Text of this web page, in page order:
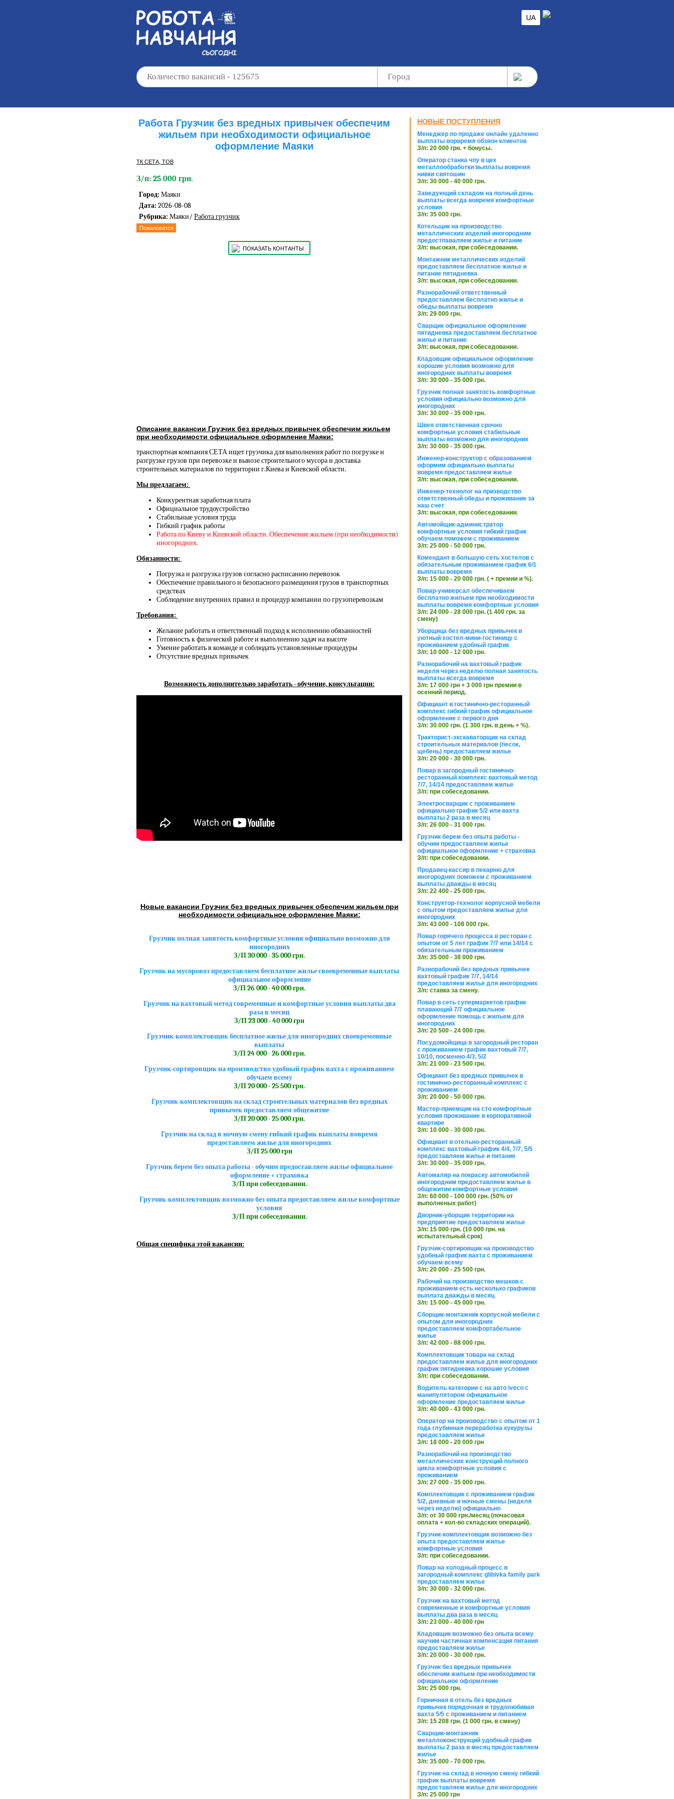
UA
Работа Грузчик без вредных привычек обеспечим
жильем при необходимости официальное
оформление Маяки
ТК СЕТА, ТОВ
З/п: 25 000 грн.
Город: Маяки
Дата: 2026-08-08
Рубрика: Маяки/ Работа грузчик
Пожаловатся
ПОКАЗАТЬ КОНТАНТЫ
Описание вакансии Грузчик без вредных привычек обеспечим жильем
при необходимости официальное оформление Маяки:
транспортная компания СЕТА ищет грузчика для выполнения работ по погрузке и
разгрузке грузов при перевозке и вывозе строительного мусора и доставка
строительных материалов по территории г.Киева и Киевской области.
Мы предлагаем:
Конкурентная заработная плата
Официальное трудоустройство
Стабильные условия труда
Гибкий график работы
Работа по Киеву и Киевской области. Обеспечение жильем (при необходимости)
иногородних.
Обязанности:
Погрузка и разгрузка грузов согласно расписанию перевозок
Обеспечение правильного и безопасного размещения грузов в транспортных
средствах
Соблюдение внутренних правил и процедур компании по грузоперевозкам
Требования:
Желание работать и ответственный подход к исполнению обязанностей
Готовность к физической работе и выполнению задач на высоте
Умение работать в команде и соблюдать установленные процедуры
Отсутствие вредных привычек
Возможность дополнительно заработать - обучение, консультации:
Новые вакансии Грузчик без вредных привычек обеспечим жильем при
необходимости официальное оформление Маяки:
Грузчик полная занятость комфортные условия официально возможно для
иногородних
З/П 30 000 - 35 000 грн.
Грузчик на мусоровоз предоставляем бесплатное жилье своевременные выплаты
официальное оформление
З/П 26 000 - 40 000 грн.
Грузчик на вахтовый метод современные и комфортные условия выплаты два
раза в месяц
З/П 23 000 - 40 000 грн
Грузчик-комплектовщик бесплатное жилье для иногородних своевременные
выплаты
З/П 24 000 - 26 000 грн.
Грузчик-сортировщик на производство удобный график вахта с проживанием
обучаем всему
З/П 20 000 - 25 500 грн.
Грузчик-комплектовщик на склад строительных материалов без вредных
привычек предоставляем общежитие
З/П 20 000 - 25 000 грн.
Грузчик на склад в ночную смену гибкий график выплаты вовремя
предоставляем жилье для иногородних
З/П 25 000 грн
Грузчик берем без опыта работы - обучим предоставляем жилье официальное
оформление + страховка
З/П при собеседовании.
Грузчик-комплектовщик возможно без опыта предоставляем жилье комфортные
условия
З/П при собеседовании.
Общая специфика этой вакансии:
НОВЫЕ ПОСТУПЛЕНИЯ
Менеджер по продаже онлайн удаленно
выплаты ворвремя обзвон клиентов
З/п: 20 000 грн. + бонусы.
Оператор станка чпу в цех
металлообработки выплаты вовремя
нивки святошин
З/п: 30 000 - 40 000 грн.
Заведующий складом на полный день
выплаты всегда вовремя комфортные
условия
З/п: 35 000 грн.
Котельщик на производство
металлических изделий иногородним
предостпаваляем жилье и питание
З/п: высокая, при собеседовании.
Монтажник металлических изделий
предоставляем бесплатное жилье и
питание пятидневка
З/п: высокая, при собеседовании.
Разнорабочий ответственный
предоставляем бесплатно жилье и
обеды выплаты вовремя
З/п: 29 000 грн.
Сварщик официальное оформление
пятидневка предоставляем бесплатное
жилье и питание
З/п: высокая, при собеседовании.
Кладовщик официальное оформление
хорошие условия возможно для
иногородних выплаты вовремя
З/п: 30 000 - 35 000 грн.
Грузчик полная занятость комфортные
условия официально возможно для
иногородних
З/п: 30 000 - 35 000 грн.
Швея ответственная срочно
комфортные условия стабильные
выплаты возможно для иногородних
З/п: 30 000 - 35 000 грн.
Инженер-конструктор с образованием
оформим официально выплаты
вовремя предоставляем жилье
З/п: высокая, при собеседовании.
Инженер-технолог на призводство
ответственный обеды и проживание за
наш счет
З/п: высокая, при собеседовании.
Автомойщик-администратор
комфортные условия гибкий график
обучаем поможем с проживанием
З/п: 25 000 - 50 000 грн.
Комендант в большую сеть хостелов с
обязательным проживанием график 6/1
выплаты вовремя
З/п: 15 000 - 20 000 грн. ( + премии и %).
Повар-универсал обеспечиваем
бесплатно жильем при необходимости
выплаты вовремя комфортные условия
З/п: 24 000 - 28 000 грн. (1 400 грн. за
смену)
Уборщица без вредных привычек в
уютный хостел-мини-гостиницу с
проживанием удобный график
З/п: 10 000 - 12 000 грн.
Разнорабочий на вахтовый график
неделя через неделю полная занятость
выплаты всегда вовремя
З/п: 17 000 грн + 3 000 грн премии в
осенний период.
Официант в гостинично-ресторанный
комплекс гибкий график официальное
оформление с первого дня
З/п: 30 000 грн. (1 300 грн. в день + %).
Тракторист-экскаваторщик на склад
строительных материалов (песок,
щебень) предоставляем жилье
З/п: 20 000 - 30 000 грн.
Повар в загородный гостинично-
ресторанный комплекс вахтовый метод
7/7, 14/14 предоставляем жилье
З/п: при собеседовании.
Электросварщик с проживанием
официально график 5/2 или вахта
выплаты 2 раза в месяц
З/п: 26 000 - 31 000 грн.
Грузчик берем без опыта работы -
обучим предоставляем жилье
официальное оформление + страховка
З/п: при собеседовании.
Продавец-кассир в пекарню для
иногородних поможем с проживанием
выплаты дважды в месяц
З/п: 22 400 - 25 000 грн.
Конструктор-технолог корпусной мебели
с опытом предоставляем жилье для
иногородних
З/п: 43 000 - 108 000 грн.
Повар горячего процесса в ресторан с
опытом от 5 лет график 7/7 или 14/14 с
обязательным проживанием
З/п: 35 000 - 38 000 грн.
Разнорабочий без вредных привычек
вахтовый график 7/7, 14/14
предоставляем жилье для иногородних
З/п: ставка за смену.
Повар в сеть супермаркетов график
плавающий 7/7 официальное
оформление помощь с жильем для
иногородних
З/п: 20 500 - 24 000 грн.
Посудомойщица в загородный ресторан
с проживанием график вахтовый 7/7,
10/10, посменно 4/3, 5/2
З/п: 21 000 - 23 500 грн.
Официант без вредных привычек в
гостинично-ресторанный комплекс с
проживанием
З/п: 20 000 - 50 000 грн.
Мастер-приемщик на сто комфортные
условия проживание в корпоративной
квартире
З/п: 10 000 - 30 000 грн.
Официант в отельно-ресторанный
комплекс вахтовый график 4/4, 7/7, 5/5
предоставляем жилье и питание
З/п: 30 000 - 35 000 грн.
Автомаляр на покраску автомобилей
иногородним предоставляем жилье в
общежитии комфортные условия
З/п: 60 000 - 100 000 грн. (50% от
выполненых работ)
Дворник-уборщик территории на
предприятие предоставляем жилье
З/п: 15 000 грн. (10 000 грн. на
испытательный срок)
Грузчик-сортировщик на производство
удобный график вахта с проживанием
обучаем всему
З/п: 20 000 - 25 500 грн.
Рабочий на производство мешков с
проживанием есть несколько графиков
выплата дважды в месяц
З/п: 15 000 - 45 000 грн.
Сборщик-монтажник корпусной мебели с
опытом для иногородних
предоставляем комфортабельное
жилье
З/п: 42 000 - 88 000 грн.
Комплектовщик товара на склад
предоставляем жилье для иногородних
график пятидневка хорошие условия
З/п: при собеседовании.
Водитель категории с на авто iveco с
манипулятором официальное
оформление предоставляем жилье
З/п: 40 000 - 43 000 грн.
Оператор на производство с опытом от 1
года глубинная переработка кукурузы
предоставляем жилье
З/п: 18 000 - 20 000 грн
Разнорабочий на производство
металлических конструкций полного
цикла комфортные условия с
проживанием
З/п: 27 000 - 35 000 грн.
Комплектовщик с проживанием график
5/2, дневные и ночные смены (неделя
через неделю) официально
З/п: от 30 000 грн./месяц (почасовая
оплата + кол-во складских операций).
Грузчик-комплектовщик возможно без
опыта предоставляем жилье
комфортные условия
З/п: при собеседовании.
Повар на холодный процесс в
загородный комплекс glibivka family park
предоставляем жилье
З/п: 30 000 - 32 000 грн.
Грузчик на вахтовый метод
современные и комфортные условия
выплаты два раза в месяц
З/п: 23 000 - 40 000 грн
Кладовщик возможно без опыта всему
научим частичная компенсация питания
предоставляем жилье
З/п: 20 000 - 30 000 грн.
Грузчик без вредных привычек
обеспечим жильем при необходимости
официальное оформление
З/п: 25 000 грн.
Горничная в отель без вредных
привычек порядочная и трудолюбивая
вахта 5/5 с проживанием и питанием
З/п: 15 208 грн. (1 000 грн. в смену)
Сварщик-монтажник
металлоконструкций удобный график
выплаты 2 раза в месяц предоставляем
жилье
З/п: 35 000 - 70 000 грн.
Грузчик на склад в ночную смену гибкий
график выплаты вовремя
предоставляем жилье для иногородних
З/п: 25 000 грн